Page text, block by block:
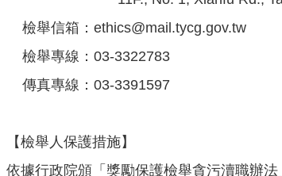
檢舉信箱：ethics@mail.tycg.gov.tw
檢舉專線：03-3322783
傳真專線：03-3391597
【檢舉人保護措施】
依據行政院頒「獎勵保護檢舉貪污瀆職辦